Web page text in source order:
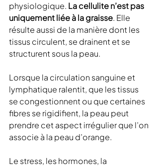
physiologique. La cellulite n’est pas
uniquement liée à la graisse. Elle
résulte aussi de la manière dont les
tissus circulent, se drainent et se
structurent sous la peau.
Lorsque la circulation sanguine et
lymphatique ralentit, que les tissus
se congestionnent ou que certaines
fibres se rigidifient, la peau peut
prendre cet aspect irrégulier que l’on
associe à la peau d’orange.
Le stress, les hormones, la